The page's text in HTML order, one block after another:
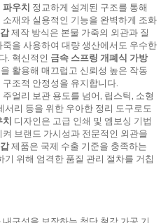
파우치 정교하게 설계된 구조를 통해
재와 실용적인 기능을 완벽하게 조화
제작 방식은 본물 가죽의 외관과 질
을 사용하여 대량 생산에서도 우수한
. 혁신적인 금속 스프링 개폐식 가방
활용해 매끄럽고 신뢰성 높은 작동
조적 안정성을 유지합니다.
얼리 보관 용도를 넘어, 립스틱, 소형
리 등을 위한 우아한 정리 도구로도
치 디자인은 고급 인쇄 및 엠보싱 기법
브랜드 가시성과 전문적인 외관을
제품은 국제 수출 기준을 충족하는
위해 엄격한 품질 관리 절차를 거칩